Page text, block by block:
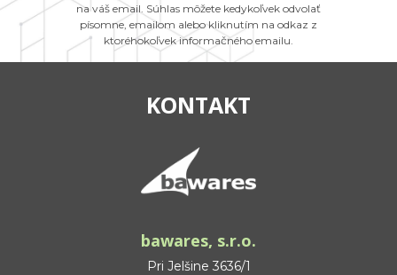
na váš email. Súhlas môžete kedykoľvek odvolať
písomne, emailom alebo kliknutím na odkaz z
ktoréhokoľvek informačného emailu.
KONTAKT
bawares, s.r.o.
Pri Jelšine 3636/1